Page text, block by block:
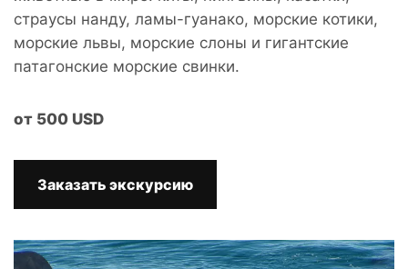
страусы нанду, ламы-гуанако, морские котики,
морские львы, морские слоны и гигантские
патагонские морские свинки.
от 500 USD
Заказать экскурсию